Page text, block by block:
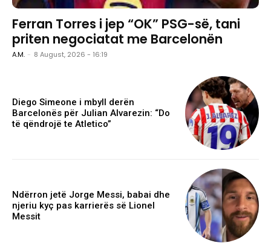
Ferran Torres i jep “OK” PSG-së, tani
priten negociatat me Barcelonën
A.M. - 8 August, 2026 - 16:19
Diego Simeone i mbyll derën
Barcelonës për Julian Alvarezin: “Do
të qëndrojë te Atletico”
Ndërron jetë Jorge Messi, babai dhe
njeriu kyç pas karrierës së Lionel
Messit